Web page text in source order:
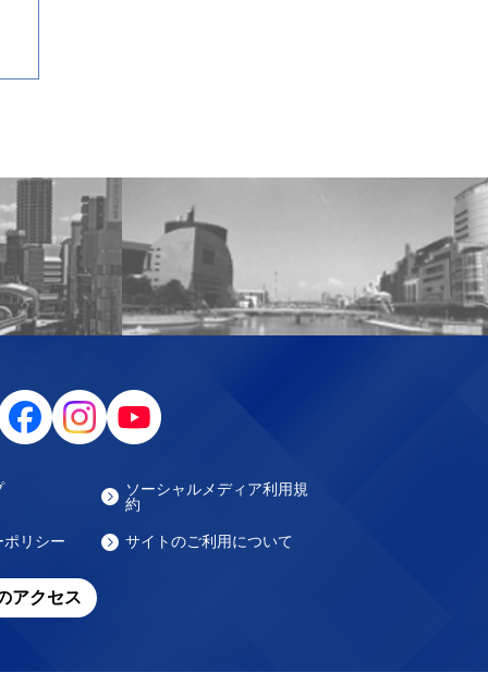
ソーシャルメディア利用規
約
リシー サイトのご利用について
アクセス